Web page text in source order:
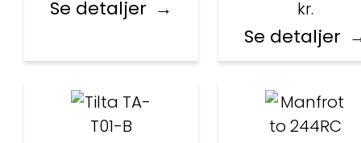
Se detaljer kr.
Se detaljer